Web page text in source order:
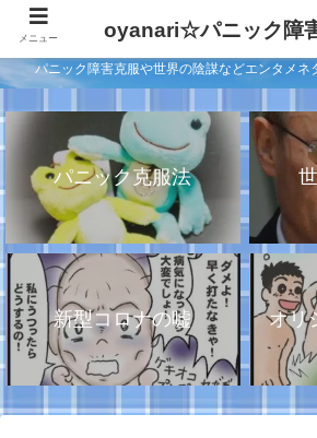
パニック障害克服や世界の陰謀などエンタメネ
パニック克服法
新型コロナの嘘 オリ
メニュー oyanari☆パニック障